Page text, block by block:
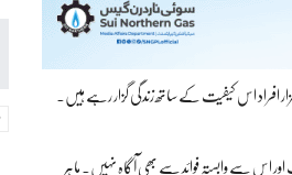
کے مطابق پاکستان میں البینزم کے شکار افراد کی تعداد کے بارے میں کوئی مستند سرکاری ڈیٹا موجود نہیں، تاہم اندازاً 30 ہزار افراد اس کیفیت کے ساتھ زندگی گزار رہے ہیں۔
اس سے وابستہ فوائد سے بھی آگاہ نہیں۔ ماہر